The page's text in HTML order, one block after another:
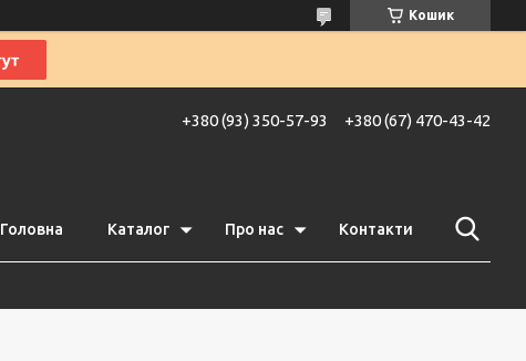
Кошик
+380 (93) 350-57-93 +380 (67) 470-43-42
Головна Каталог Про нас Контакти